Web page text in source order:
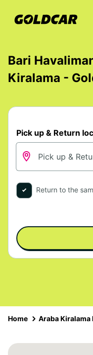
Bari
Kiralama -
Pick up & Return
Return to the
Home Araba Kiralama